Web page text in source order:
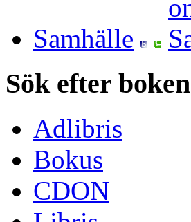
Samhälle
Sök efter boken
Adlibris
Bokus
CDON